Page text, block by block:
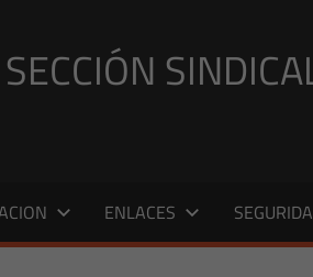
SECCIÓN
ENLACES